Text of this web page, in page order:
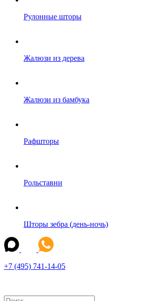
Рулонные шторы
Жалюзи из дерева
Жалюзи из бамбука
Рафшторы
Рольставни
Шторы зебра (день-ночь)
+7 (495) 741-14-05